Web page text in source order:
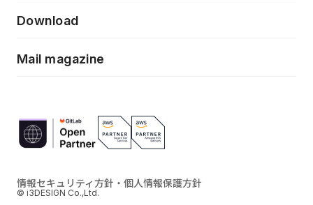
Download
Mail magazine
情報セキュリティ方針・個人情報保護方針
© i3DESIGN Co.,Ltd.